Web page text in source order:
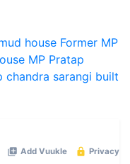
house Former MP
MP Pratap
chandra sarangi built